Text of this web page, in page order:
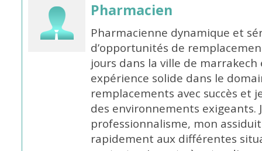
Pharmacien
Pharmacienne dynamique et
d’opportunités de
jours dans la ville de marrakech
expérience solide dans le
remplacements avec succès et
des environnements exigeants.
professionnalisme, mon
rapidement aux différentes